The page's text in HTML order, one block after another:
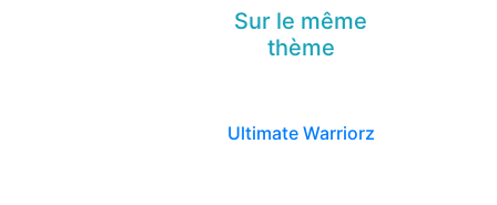
Sur le même
thème
Ultimate Warriorz